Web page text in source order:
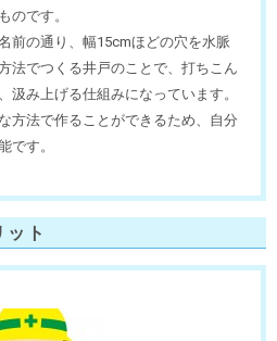
のです。
前の通り、幅15cmほどの穴を水脈
法でつくる井戸のことで、打ちこん
汲み上げる仕組みになっています。
方法で作ることができるため、自分
です。
ト